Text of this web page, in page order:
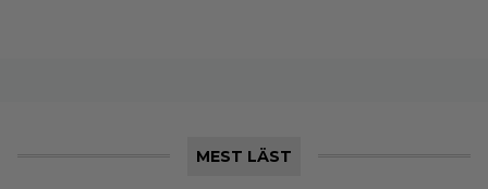
MEST LÄST